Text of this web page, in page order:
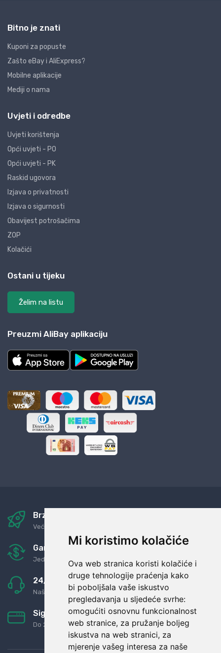
Mi koristimo kolačiće
Ova web stranica koristi kolačiće i
druge tehnologije praćenja kako
bi poboljšala vaše iskustvo
pregledavanja u sljedeće svrhe:
omogućiti osnovnu funkcionalnost
web stranice, za pružanje boljeg
iskustva na web stranici, za
mjerenje vašeg interesa za naše
Bitno je znati
Kuponi za popuste
Zašto eBay i AliExpress?
Mobilne aplikacije
Mediji o nama
Uvjeti i odredbe
Uvjeti korištenja
Opći uvjeti - PO
Opći uvjeti - PK
Raskid ugovora
Izjava o privatnosti
Izjava o sigurnosti
Obavijest potrošačima
ZOP
Kolačići
Ostani u tijeku
Želim na listu
Preuzmi AliBay aplikaciju
Brza i sigurna dostava
Već za nekoliko dana kod vas
Garancija u povrat novaca
Jednostavno pravilo: Roba za novac
24/7 odlična podrška
Naši agenti uvijek na raspolaganju
Sigurno obročno plaćanje
Do 24 rata bez kamata